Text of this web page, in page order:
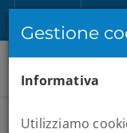
Gestione
Informativa
Utilizziamo